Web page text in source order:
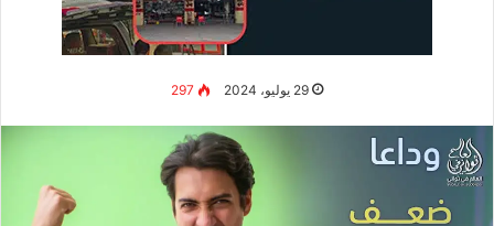
29 يوليو، 2024 297